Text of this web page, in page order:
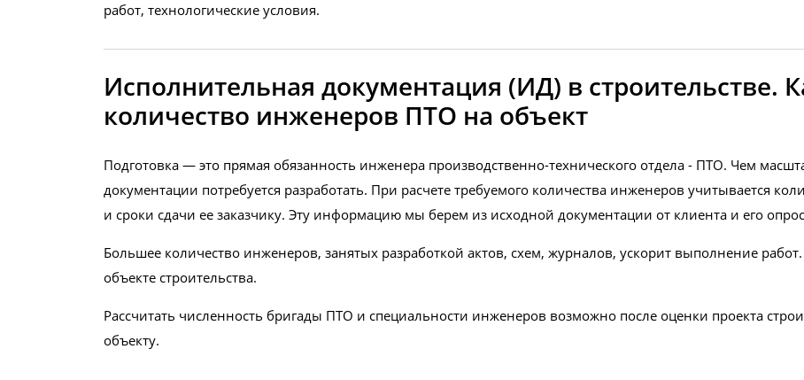
работ, технологические условия.
Исполнительная документация (ИД) в строительстве.
количество инженеров ПТО на объект
Подготовка — это прямая обязанность инженера производственно-технического отдела - ПТО. Чем
документации потребуется разработать. При расчете требуемого количества инженеров учитывается
и сроки сдачи ее заказчику. Эту информацию мы берем из исходной документации от клиента и его
Большее количество инженеров, занятых разработкой актов, схем, журналов, ускорит выполнение работ.
объекте строительства.
Рассчитать численность бригады ПТО и специальности инженеров возможно после оценки проекта
объекту.